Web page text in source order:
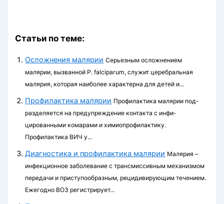
Статьи по теме:
Осложнения малярии Серьезным осложнением
малярии, вызванной P. falciparum, служит церебральная
малярия, которая наиболее характерна для детей и...
Профилактика малярии Профилактика малярии под­
разделяется на предупреждение контакта с инфи­
цированными комарами и химиопрофилактику.
Профилактика ВИЧ у...
Диагностика и профилактика малярии Малярия –
инфекционное заболевание с трансмиссивным механизмом
передачи и приступообразным, рецидивирующим течением.
Ежегодно ВОЗ регистрирует...